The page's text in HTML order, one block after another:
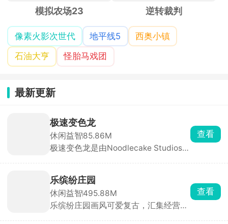
模拟农场23 逆转裁判
像素火影次世代 地平线5
西奥小镇
石油大亨
怪胎马戏团
最新更新
极速变色龙
休闲益智85.86M
极速变色龙是由Noodlecake Studios打
注于操作与节奏。游戏独创变色系统，
角色自动前进，玩家只需通过双按钮控
制跳跃、双连跳与颜色切换，保持与脚
下平台颜色一致才能安全落地。
查看
乐缤纷庄园
休闲益智495.88M
乐缤纷庄园画风可爱复古，汇集经营、
查看